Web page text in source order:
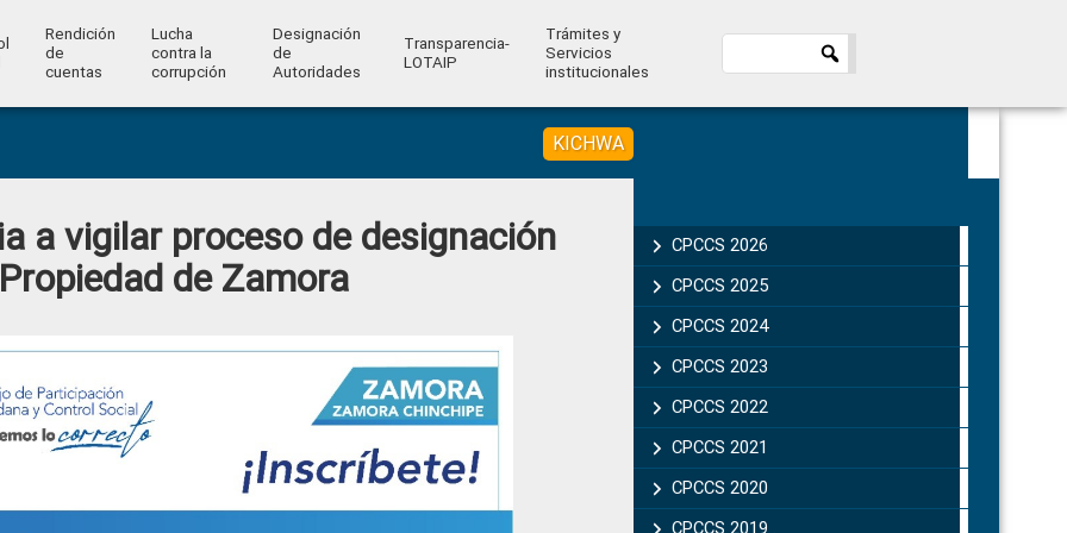
Rendición
de
cuentas
Lucha
contra la
corrupción
Designación
de
Autoridades
Transparencia-
LOTAIP
Trámites y
Servicios
institucionales
KICHWA
a vigilar proceso de designación
de Zamora
Sidebar
CPCCS 2026
CPCCS 2025
CPCCS 2024
CPCCS 2023
CPCCS 2022
CPCCS 2021
CPCCS 2020
CPCCS 2019 .